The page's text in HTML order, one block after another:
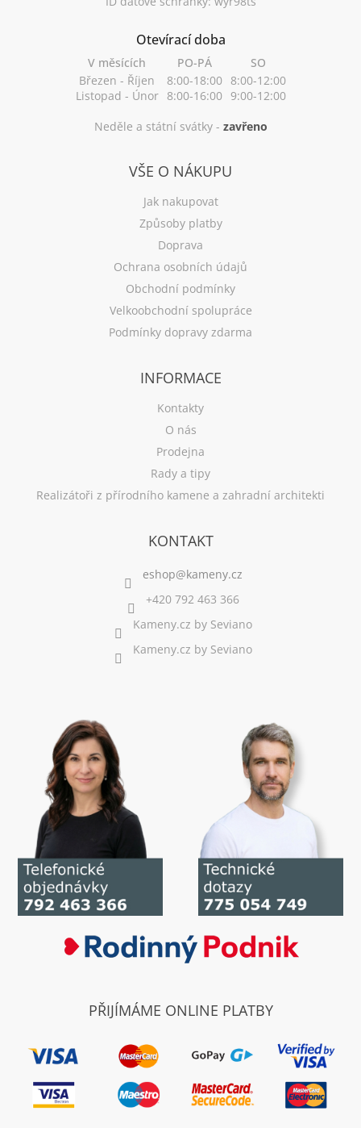
Otevírací doba
V měsících PO-PÁ
SO
Březen - Říjen
8:00-18:00 8:00-12:00
Listopad - Únor 8:00-16:00 9:00-12:00
Neděle a státní svátky - zavřeno
VŠE O NÁKUPU
Jak nakupovat
Způsoby platby
Doprava
Ochrana osobních údajů
Obchodní podmínky
Velkoobchodní spolupráce
Podmínky dopravy zdarma
INFORMACE
Kontakty
O nás
Prodejna
Rady a tipy
Realizátoři z přírodního kamene a zahradní architekti
KONTAKT
+420 792 463 366
Kameny.cz by Seviano
Kameny.cz by Seviano
PŘIJÍMÁME ONLINE PLATBY